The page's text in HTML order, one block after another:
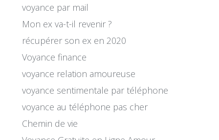
voyance par mail
Mon ex va-t-il revenir ?
récupérer son ex en 2020
Voyance finance
voyance relation amoureuse
voyance sentimentale par téléphone
voyance au téléphone pas cher
Chemin de vie